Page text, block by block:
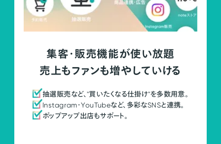
集客・販売機能が使い放題
売上もファンも増やしていける
抽選販売など、"買いたくなる仕掛け"を多数用意。
Instagram・YouTubeなど、多彩なSNSと連携。
ポップアップ出店もサポート。